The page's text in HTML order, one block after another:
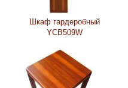
Шкаф гардеробный
YCB509W